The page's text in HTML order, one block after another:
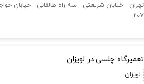
تهران - خیابان شریعتی - سه راه طالقانی - خیابان
207
تعمیرگاه چلسی در لویزان
لویزان